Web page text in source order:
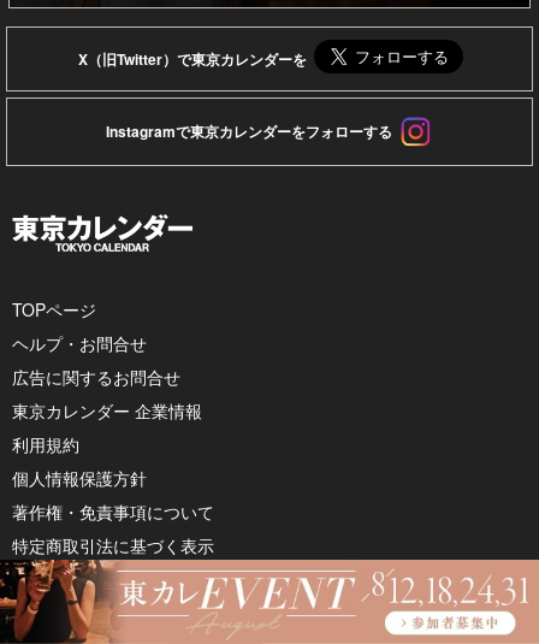
X（旧Twitter）で東京カレンダーを
Instagramで東京カレンダーをフォローする
TOPページ
ヘルプ・お問合せ
広告に関するお問合せ
東京カレンダー 企業情報
利用規約
個人情報保護方針
著作権・免責事項について
特定商取引法に基づく表示
月刊誌『東京カレンダー』
婚活・恋活アプリ『東カレデート』